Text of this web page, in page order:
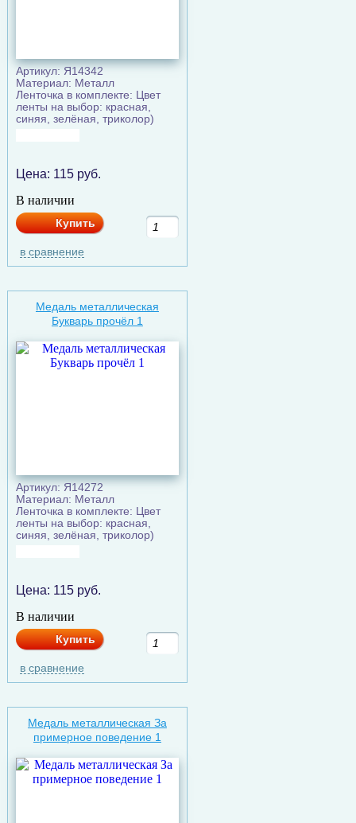
Артикул: Я14342
Материал: Металл
Ленточка в комплекте: Цвет
ленты на выбор: красная,
синяя, зелёная, триколор)
Цена: 115руб.
В наличии
Купить
в сравнение
Медаль металлическая
Букварь прочёл 1
Артикул: Я14272
Материал: Металл
Ленточка в комплекте: Цвет
ленты на выбор: красная,
синяя, зелёная, триколор)
Цена: 115руб.
В наличии
Купить
в сравнение
Медаль металлическая За
примерное поведение 1